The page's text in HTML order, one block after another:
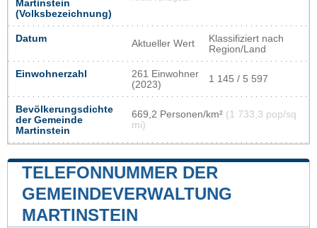
Martinstein
(Volksbezeichnung)
Datum Aktueller Wert
Klassifiziert nach
Region/Land
Einwohnerzahl
261 Einwohner
(2023)
1 145 / 5 597
Bevölkerungsdichte
der Gemeinde
Martinstein
669,2 Personen/km² (1 733,3 pop/sq
mi)
TELEFONNUMMER DER
GEMEINDEVERWALTUNG
MARTINSTEIN